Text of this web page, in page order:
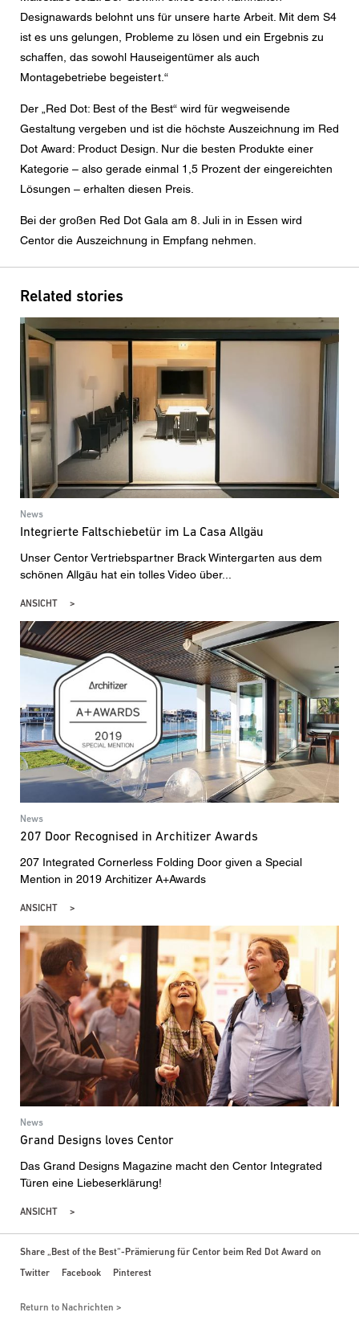
Designawards belohnt uns für unsere harte Arbeit. Mit dem S4
ist es uns gelungen, Probleme zu lösen und ein Ergebnis zu
schaffen, das sowohl Hauseigentümer als auch
Montagebetriebe begeistert.“
Der „Red Dot: Best of the Best“ wird für wegweisende
Gestaltung vergeben und ist die höchste Auszeichnung im Red
Dot Award: Product Design. Nur die besten Produkte einer
Kategorie – also gerade einmal 1,5 Prozent der eingereichten
Lösungen – erhalten diesen Preis.
Bei der großen Red Dot Gala am 8. Juli in in Essen wird
Centor die Auszeichnung in Empfang nehmen.
Related stories
News
Integrierte Faltschiebetür im La Casa Allgäu
Unser Centor Vertriebspartner Brack Wintergarten aus dem
schönen Allgäu hat ein tolles Video über...
ANSICHT
News
207 Door Recognised in Architizer Awards
207 Integrated Cornerless Folding Door given a Special
Mention in 2019 Architizer A+Awards
ANSICHT
News
Grand Designs loves Centor
Das Grand Designs Magazine macht den Centor Integrated
Türen eine Liebeserklärung!
ANSICHT
Share „Best of the Best“-Prämierung für Centor beim Red Dot Award on
Twitter
Facebook Pinterest
Return to Nachrichten